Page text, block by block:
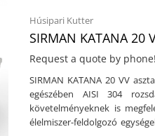
idő alatt. A gép könnyen
bennragadna a szennyeződés. Műszaki adatok: Erős, masszív, strapabíró
teherbírással
kivitelManuális
sebesség: 1500/3000
8/16 fordulat/percTál
1083 x 1147 mmSúly: 380
programmal)Pót kés készlet
Húsipari Kutter
SIRMAN KATANA
Request a quote by phone!
SIRMAN KATANA 20 VV asztali kutter, cutter,
egészében AISI 304
követelményeknek is
élelmiszer-feldolgozó